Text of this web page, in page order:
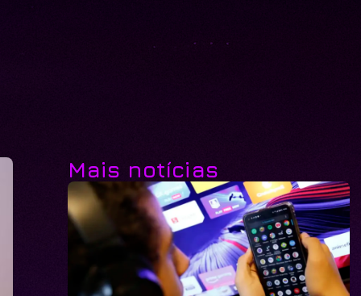
Mais notícias